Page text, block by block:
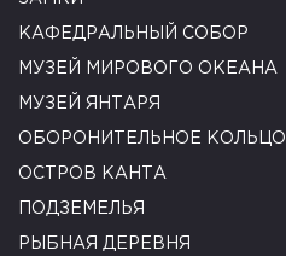
КАФЕДРАЛЬНЫЙ СОБОР
МУЗЕЙ МИРОВОГО ОКЕАНА
МУЗЕЙ ЯНТАРЯ
ОБОРОНИТЕЛЬНОЕ КОЛЬЦО
ОСТРОВ КАНТА
ПОДЗЕМЕЛЬЯ
РЫБНАЯ ДЕРЕВНЯ